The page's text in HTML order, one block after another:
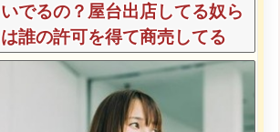
いでるの？屋台出店してる奴ら
は誰の許可を得て商売してる
の？